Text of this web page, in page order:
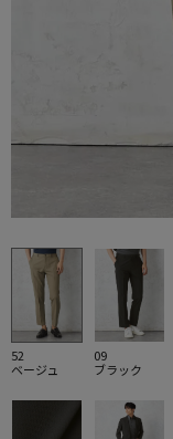
52
ベージュ
09
ブラック